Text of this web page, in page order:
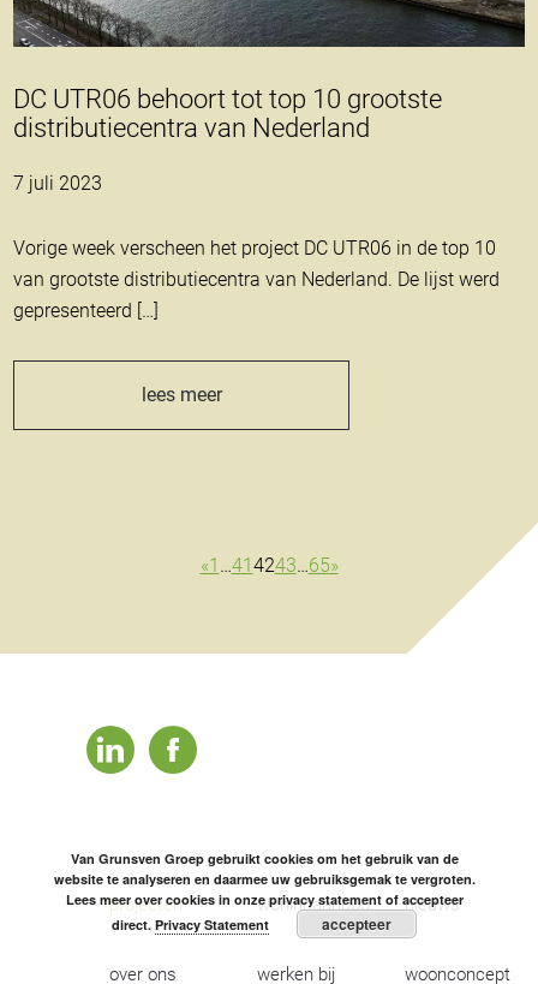
DC UTR06 behoort tot top 10 grootste
distributiecentra van Nederland
7 juli 2023
Vorige week verscheen het project DC UTR06 in de top 10
van grootste distributiecentra van Nederland. De lijst werd
gepresenteerd […]
lees meer
«1 …414243 …65»
linkedinfacebook
projecten woningaanbod nieuws
over ons werken bij woonconcept
Van Grunsven Groep gebruikt cookies om het gebruik van de
website te analyseren en daarmee uw gebruiksgemak te vergroten.
Lees meer over cookies in onze privacy statement of accepteer
direct.Privacy Statement accepteer